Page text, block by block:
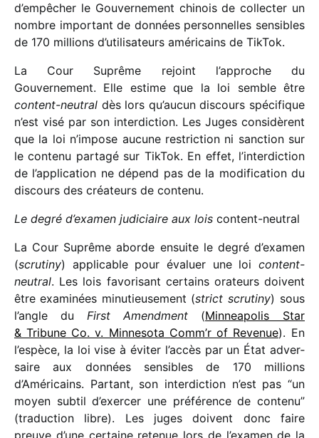
d’empêcher le Gouvernement chinois de collec­ter un
nombre impor­tant de données person­nelles sensibles
de 170 millions d’utilisateurs améri­cains de TikTok.
La Cour Suprême rejoint l’approche du
Gouvernement. Elle estime que la loi semble être
content-neutral dès lors qu’aucun discours spéci­fique
n’est visé par son inter­dic­tion. Les Juges consi­dèrent
que la loi n’impose aucune restric­tion ni sanc­tion sur
le contenu partagé sur TikTok. En effet, l’interdiction
de l’application ne dépend pas de la modi­fi­ca­tion du
discours des créa­teurs de contenu.
Le degré d’examen judi­ciaire aux lois content-neutral
La Cour Suprême aborde ensuite le degré d’examen
(scru­tiny) appli­cable pour évaluer une loi content-
neutral. Les lois favo­ri­sant certains orateurs doivent
être exami­nées minu­tieu­se­ment (strict scru­tiny) sous
l’angle du First Amendment (Minneapolis Star
& Tribune Co. v. Minnesota Comm’r of Revenue). En
l’espèce, la loi vise à éviter l’accès par un État adver­
saire aux données sensibles de 170 millions
d’Américains. Partant, son inter­dic­tion n’est pas “un
moyen subtil d’exercer une préfé­rence de contenu”
(traduc­tion libre). Les juges doivent donc faire